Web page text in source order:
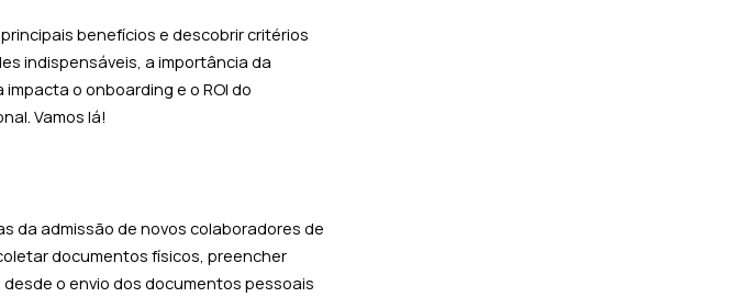
benefícios e descobrir critérios
indispensáveis, a importância da
o onboarding e o ROI do
Vamos lá!
da admissão de novos colaboradores de
documentos físicos, preencher
o envio dos documentos pessoais